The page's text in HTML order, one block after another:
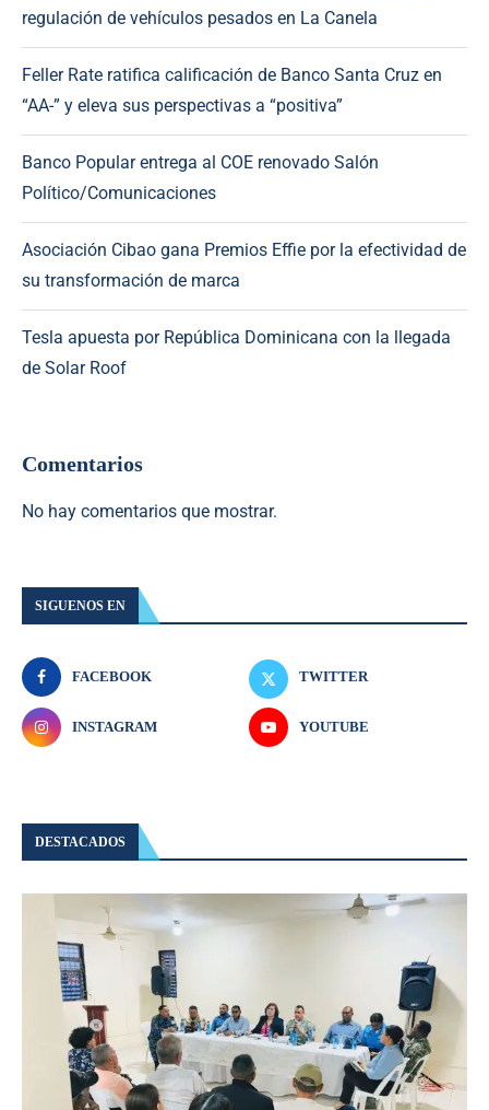
regulación de vehículos pesados en La Canela
Feller Rate ratifica calificación de Banco Santa Cruz en
“AA-” y eleva sus perspectivas a “positiva”
Banco Popular entrega al COE renovado Salón
Político/Comunicaciones
Asociación Cibao gana Premios Effie por la efectividad de
su transformación de marca
Tesla apuesta por República Dominicana con la llegada
de Solar Roof
Comentarios
No hay comentarios que mostrar.
SIGUENOS EN
FACEBOOK TWITTER
INSTAGRAM YOUTUBE
DESTACADOS